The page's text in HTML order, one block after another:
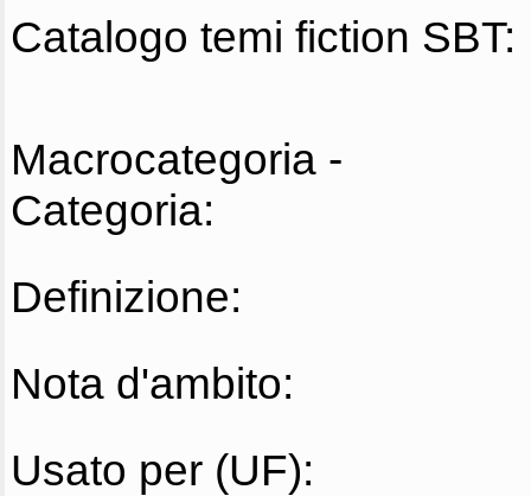
Catalogo temi fiction SBT:
Macrocategoria -
Categoria:
Definizione:
Nota d'ambito:
Usato per (UF):